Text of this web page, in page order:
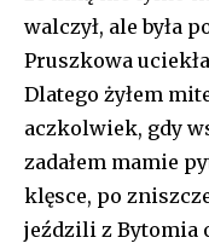
walczył, ale była
Pruszkowa
Dlatego żyłem
aczkolwiek, gdy
zadałem mamie
klęsce, po
jeździli z Bytomia